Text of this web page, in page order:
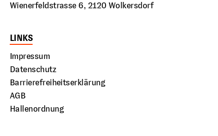
Wienerfeldstrasse 6, 2120 Wolkersdorf
LINKS
Impressum
Datenschutz
Barrierefreiheitserklärung
AGB
Hallenordnung